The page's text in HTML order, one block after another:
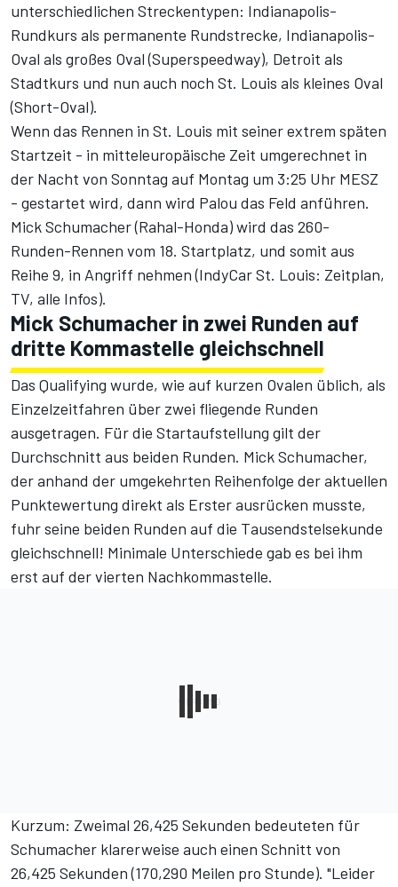
unterschiedlichen Streckentypen: Indianapolis-
Rundkurs als permanente Rundstrecke, Indianapolis-
Oval als großes Oval (Superspeedway), Detroit als
Stadtkurs und nun auch noch St. Louis als kleines Oval
(Short-Oval).
Wenn das Rennen in St. Louis mit seiner extrem späten
Startzeit - in mitteleuropäische Zeit umgerechnet in
der Nacht von Sonntag auf Montag um 3:25 Uhr MESZ
- gestartet wird, dann wird Palou das Feld anführen.
Mick Schumacher (Rahal-Honda) wird das 260-
Runden-Rennen vom 18. Startplatz, und somit aus
Reihe 9, in Angriff nehmen (IndyCar St. Louis: Zeitplan,
TV, alle Infos).
Mick Schumacher in zwei Runden auf
dritte Kommastelle gleichschnell
Das Qualifying wurde, wie auf kurzen Ovalen üblich, als
Einzelzeitfahren über zwei fliegende Runden
ausgetragen. Für die Startaufstellung gilt der
Durchschnitt aus beiden Runden. Mick Schumacher,
der anhand der umgekehrten Reihenfolge der aktuellen
Punktewertung direkt als Erster ausrücken musste,
fuhr seine beiden Runden auf die Tausendstelsekunde
gleichschnell! Minimale Unterschiede gab es bei ihm
erst auf der vierten Nachkommastelle.
Kurzum: Zweimal 26,425 Sekunden bedeuteten für
Schumacher klarerweise auch einen Schnitt von
26,425 Sekunden (170,290 Meilen pro Stunde). "Leider